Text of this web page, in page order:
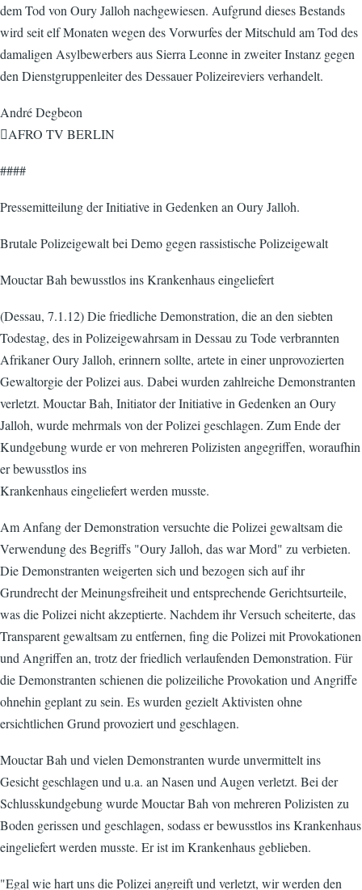
dem Tod von Oury Jalloh nachgewiesen. Aufgrund dieses Bestands
wird seit elf Monaten wegen des Vorwurfes der Mitschuld am Tod des
damaligen Asylbewerbers aus Sierra Leonne in zweiter Instanz gegen
den Dienstgruppenleiter des Dessauer Polizeireviers verhandelt.
André Degbeon
AFRO TV BERLIN
####
Pressemitteilung der Initiative in Gedenken an Oury Jalloh.
Brutale Polizeigewalt bei Demo gegen rassistische Polizeigewalt
Mouctar Bah bewusstlos ins Krankenhaus eingeliefert
(Dessau, 7.1.12) Die friedliche Demonstration, die an den siebten
Todestag, des in Polizeigewahrsam in Dessau zu Tode verbrannten
Afrikaner Oury Jalloh, erinnern sollte, artete in einer unprovozierten
Gewaltorgie der Polizei aus. Dabei wurden zahlreiche Demonstranten
verletzt. Mouctar Bah, Initiator der Initiative in Gedenken an Oury
Jalloh, wurde mehrmals von der Polizei geschlagen. Zum Ende der
Kundgebung wurde er von mehreren Polizisten angegriffen, woraufhin
er bewusstlos ins
Krankenhaus eingeliefert werden musste.
Am Anfang der Demonstration versuchte die Polizei gewaltsam die
Verwendung des Begriffs "Oury Jalloh, das war Mord" zu verbieten.
Die Demonstranten weigerten sich und bezogen sich auf ihr
Grundrecht der Meinungsfreiheit und entsprechende Gerichtsurteile,
was die Polizei nicht akzeptierte. Nachdem ihr Versuch scheiterte, das
Transparent gewaltsam zu entfernen, fing die Polizei mit Provokationen
und Angriffen an, trotz der friedlich verlaufenden Demonstration. Für
die Demonstranten schienen die polizeiliche Provokation und Angriffe
ohnehin geplant zu sein. Es wurden gezielt Aktivisten ohne
ersichtlichen Grund provoziert und geschlagen.
Mouctar Bah und vielen Demonstranten wurde unvermittelt ins
Gesicht geschlagen und u.a. an Nasen und Augen verletzt. Bei der
Schlusskundgebung wurde Mouctar Bah von mehreren Polizisten zu
Boden gerissen und geschlagen, sodass er bewusstlos ins Krankenhaus
eingeliefert werden musste. Er ist im Krankenhaus geblieben.
"Egal wie hart uns die Polizei angreift und verletzt, wir werden den